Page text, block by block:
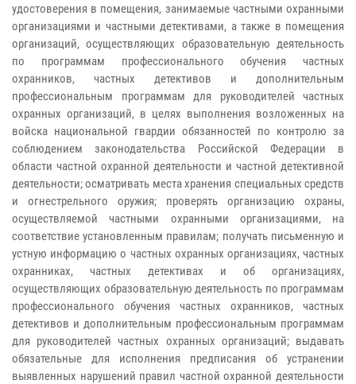
удостоверения в помещения, занимаемые частными охранными
организациями и частными детективами, а также в помещения
организаций, осуществляющих образовательную деятельность
по программам профессионального обучения частных
охранников, частных детективов и дополнительным
профессиональным программам для руководителей частных
охранных организаций, в целях выполнения возложенных на
войска национальной гвардии обязанностей по контролю за
соблюдением законодательства Российской Федерации в
области частной охранной деятельности и частной детективной
деятельности; осматривать места хранения специальных средств
и огнестрельного оружия; проверять организацию охраны,
осуществляемой частными охранными организациями, на
соответствие установленным правилам; получать письменную и
устную информацию о частных охранных организациях, частных
охранниках, частных детективах и об организациях,
осуществляющих образовательную деятельность по программам
профессионального обучения частных охранников, частных
детективов и дополнительным профессиональным программам
для руководителей частных охранных организаций; выдавать
обязательные для исполнения предписания об устранении
выявленных нарушений правил частной охранной деятельности